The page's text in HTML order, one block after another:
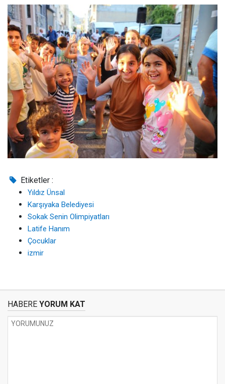
Etiketler :
Yıldız Ünsal
Karşıyaka Belediyesi
Sokak Senin Olimpiyatları
Latife Hanım
Çocuklar
izmir
HABERE YORUM KAT